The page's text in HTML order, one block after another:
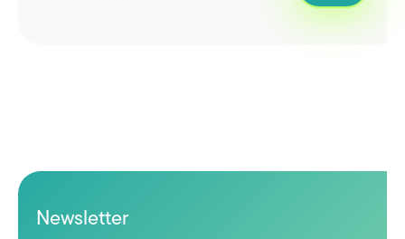
Newsletter